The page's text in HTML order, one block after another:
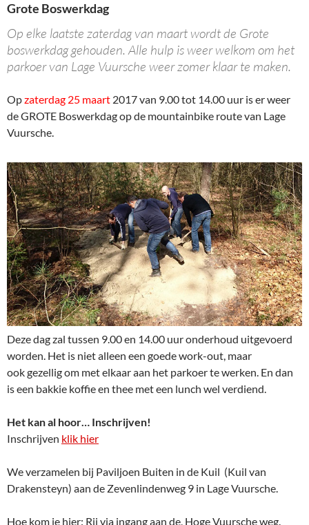
Grote Boswerkdag
Op elke laatste zaterdag van maart wordt de Grote
boswerkdag gehouden. Alle hulp is weer welkom om het
parkoer van Lage Vuursche weer zomer klaar te maken.
Opzaterdag 25 maart 2017 van 9.00 tot 14.00 uur is er weer
de GROTE Boswerkdag op de mountainbike route van Lage
Vuursche.
Deze dag zal tussen 9.00 en 14.00 uur onderhoud uitgevoerd
worden. Het is niet alleen een goede work-out, maar
ook gezellig om met elkaar aan het parkoer te werken. En dan
is een bakkie koffie en thee met een lunch wel verdiend.
Het kan al hoor… Inschrijven!
Inschrijven klik hier
We verzamelen bij Paviljoen Buiten in de Kuil (Kuil van
Drakensteyn) aan de Zevenlindenweg 9 in Lage Vuursche.
Hoe kom je hier: Rij via ingang aan de, Hoge Vuursche weg.